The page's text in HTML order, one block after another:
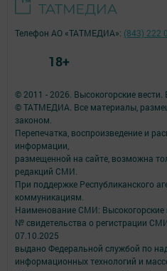
© 2011 - 2026. Высокогорские
© ТАТМЕДИА. Все материалы,
законом.
Перепечатка, воспроизведение и
информации,
размещенной на сайте, возможна
редакций СМИ.
При поддержке Республиканского
коммуникациям.
Наименование СМИ: Высокогорские
№ свидетельства о регистрации
07.10.2025
выдано Федеральной службой по
информационных технологий и
Телефон АО «ТАТМЕДИА»: (843) 222
18+